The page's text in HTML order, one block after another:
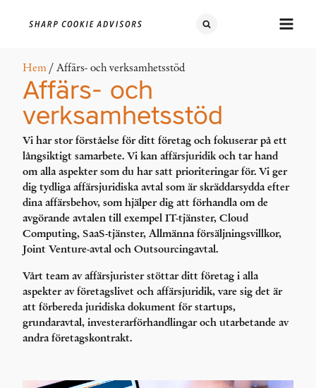
Hem / Affärs- och verksamhetsstöd
Affärs- och
verksamhetsstöd
Vi har stor förståelse för ditt företag och fokuserar på ett
långsiktigt samarbete. Vi kan affärsjuridik och tar hand
om alla aspekter som du har satt prioriteringar för. Vi ger
dig tydliga affärsjuridiska avtal som är skräddarsydda efter
dina affärsbehov, som hjälper dig att förhandla om de
avgörande avtalen till exempel IT-tjänster, Cloud
Computing, SaaS-tjänster, Allmänna försäljningsvillkor,
Joint Venture-avtal och Outsourcingavtal.
Vårt team av affärsjurister stöttar ditt företag i alla
aspekter av företagslivet och affärsjuridik, vare sig det är
att förbereda juridiska dokument för startups,
grundaravtal, investerarförhandlingar och utarbetande av
andra företagskontrakt.